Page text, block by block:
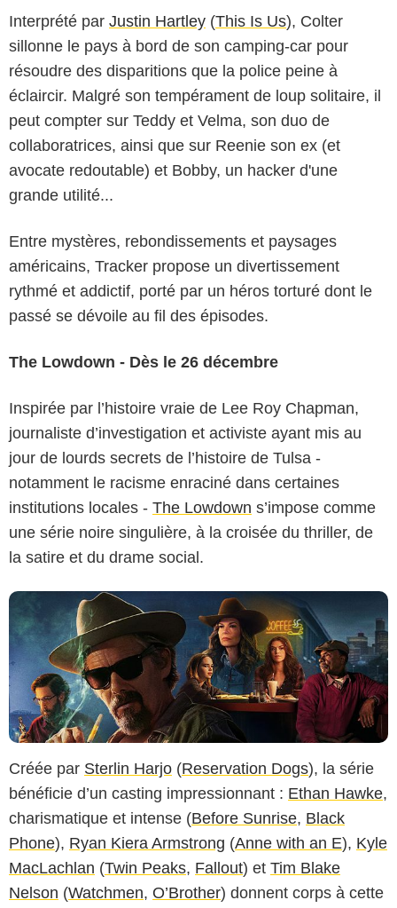
Interprété par Justin Hartley (This Is Us), Colter
sillonne le pays à bord de son camping-car pour
résoudre des disparitions que la police peine à
éclaircir. Malgré son tempérament de loup solitaire, il
peut compter sur Teddy et Velma, son duo de
collaboratrices, ainsi que sur Reenie son ex (et
avocate redoutable) et Bobby, un hacker d'une
grande utilité...
Entre mystères, rebondissements et paysages
américains, Tracker propose un divertissement
rythmé et addictif, porté par un héros torturé dont le
passé se dévoile au fil des épisodes.
The Lowdown - Dès le 26 décembre
Inspirée par l’histoire vraie de Lee Roy Chapman,
journaliste d’investigation et activiste ayant mis au
jour de lourds secrets de l’histoire de Tulsa -
notamment le racisme enraciné dans certaines
institutions locales - The Lowdown s’impose comme
une série noire singulière, à la croisée du thriller, de
la satire et du drame social.
Créée par Sterlin Harjo (Reservation Dogs), la série
bénéficie d’un casting impressionnant : Ethan Hawke,
charismatique et intense (Before Sunrise, Black
Phone), Ryan Kiera Armstrong (Anne with an E), Kyle
MacLachlan (Twin Peaks, Fallout) et Tim Blake
Nelson (Watchmen, O’Brother) donnent corps à cette